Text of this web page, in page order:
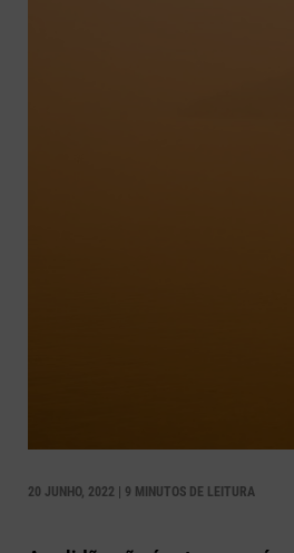
20 JUNHO, 2022 | 9 MINUTOS DE LEITURA